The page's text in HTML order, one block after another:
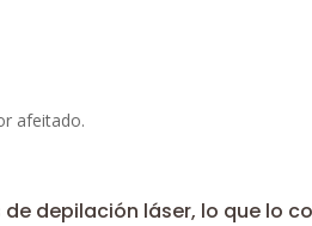
afeitado.
depilación láser, lo que lo